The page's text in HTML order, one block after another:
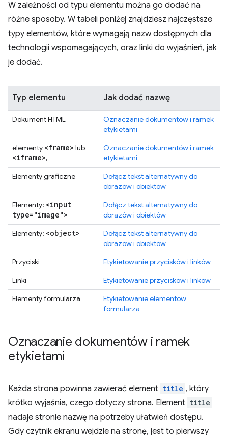
W zależności od typu elementu można go dodać na
różne sposoby. W tabeli poniżej znajdziesz najczęstsze
typy elementów, które wymagają nazw dostępnych dla
technologii wspomagających, oraz linki do wyjaśnień, jak
je dodać.
Typ elementu Jak dodać nazwę
Dokument HTML
Oznaczanie dokumentów i ramek
etykietami
elementy <frame> lub
<iframe>,
Oznaczanie dokumentów i ramek
etykietami
Elementy graficzne
Dołącz tekst alternatywny do
obrazów i obiektów
Elementy: <input
type="image">
Dołącz tekst alternatywny do
obrazów i obiektów
Elementy: <object>
Dołącz tekst alternatywny do
obrazów i obiektów
Przyciski
Etykietowanie przycisków i linków
Linki
Etykietowanie przycisków i linków
Elementy formularza
Etykietowanie elementów
formularza
Oznaczanie dokumentów i ramek
etykietami
Każda strona powinna zawierać element title , który
krótko wyjaśnia, czego dotyczy strona. Element title
nadaje stronie nazwę na potrzeby ułatwień dostępu.
Gdy czytnik ekranu wejdzie na stronę, jest to pierwszy